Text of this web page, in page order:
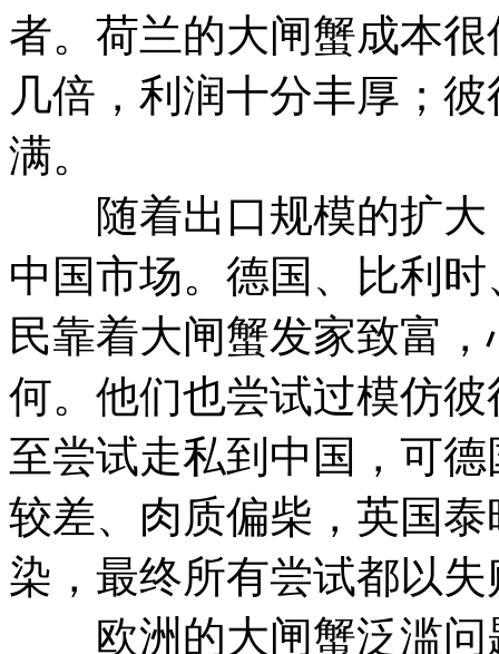
者。荷兰的大闸蟹成本
几倍，利润十分丰厚；
满。
随着出口规模的扩大
中国市场。德国、比利
民靠着大闸蟹发家致富
何。他们也尝试过模仿
至尝试走私到中国，可
较差、肉质偏柴，英国
染，最终所有尝试都以
欧洲的大闸蟹泛滥问